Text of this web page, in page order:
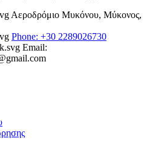
Αεροδρόμιο Μυκόνου, Μύκονος,
Phone: +30 2289026730
Email: